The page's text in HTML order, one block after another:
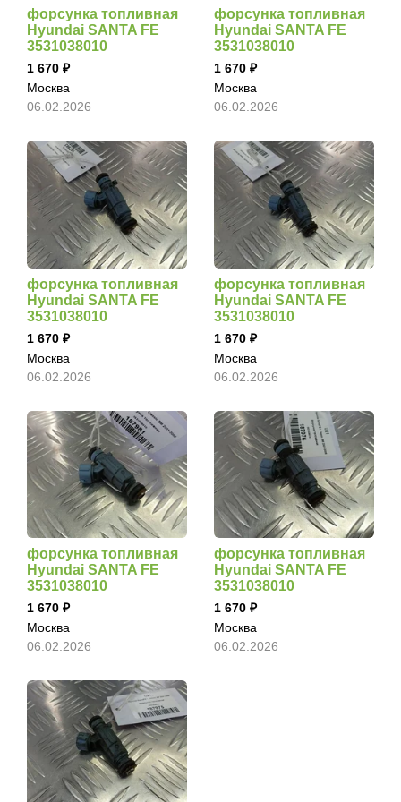
форсунка топливная
Hyundai SANTA FE
3531038010
1 670
Москва
06.02.2026
форсунка топливная
Hyundai SANTA FE
3531038010
1 670
Москва
06.02.2026
форсунка топливная
Hyundai SANTA FE
3531038010
1 670
Москва
06.02.2026
форсунка топливная
Hyundai SANTA FE
3531038010
1 670
Москва
06.02.2026
форсунка топливная
Hyundai SANTA FE
3531038010
1 670
Москва
06.02.2026
форсунка топливная
Hyundai SANTA FE
3531038010
1 670
Москва
06.02.2026